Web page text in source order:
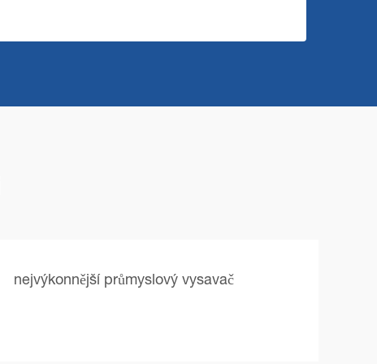
nejvýkonnější průmyslový vysavač